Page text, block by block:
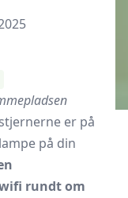
er på
på din
rundt om